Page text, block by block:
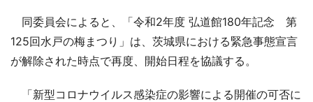
同委員会によると、「令和2年度 弘道館180年記念 第
125回水戸の梅まつり」は、茨城県における緊急事態宣言
が解除された時点で再度、開始日程を協議する。
「新型コロナウイルス感染症の影響による開催の可否に